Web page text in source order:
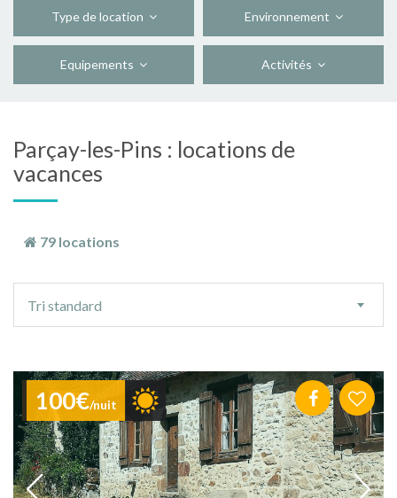
Type de location Environnement
Equipements Activités
Parçay-les-Pins : locations de
vacances
79 locations
tri
Tri standard
100€/nuit